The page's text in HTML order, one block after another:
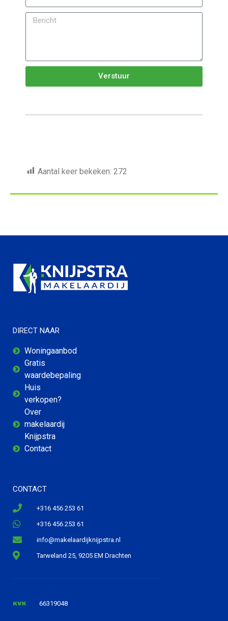
Verstuur
Aantal keer bekeken: 272
DIRECT NAAR
Woningaanbod
Gratis
waardebepaling
Huis
verkopen?
Over
makelaardij
Knijpstra
Contact
CONTACT
+316 456 253 61
+316 456 253 61
info@makelaardijknijpstra.nl
Tarweland 25, 9205 EM Drachten
66319048